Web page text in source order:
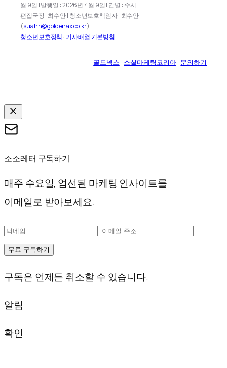
월 9일 | 발행일 : 2026년 4월 9일 | 간별 : 수시
편집국장 : 최수안 | 청소년보호책임자 : 최수안
(suahn@goldenax.co.kr)
청소년보호정책 · 기사배열 기본방침
골드넥스 · 소셜마케팅코리아· 문의하기
소소레터 구독하기
매주 수요일, 엄선된 마케팅 인사이트를
이메일로 받아보세요.
무료 구독하기
구독은 언제든 취소할 수 있습니다.
알림
확인